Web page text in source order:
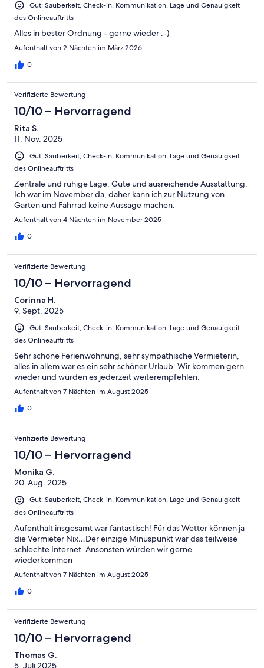
Gut: Sauberkeit, Check-in, Kommunikation, Lage und Genauigkeit
des Onlineauftritts
Alles in bester Ordnung - gerne wieder :-)
Aufenthalt von 2 Nächten im März 2026
0
Verifizierte Bewertung
10/10 – Hervorragend
Rita S.
11. Nov. 2025
Gut: Sauberkeit, Check-in, Kommunikation, Lage und Genauigkeit
des Onlineauftritts
Zentrale und ruhige Lage. Gute und ausreichende Ausstattung.
Ich war im November da, daher kann ich zur Nutzung von
Garten und Fahrrad keine Aussage machen.
Aufenthalt von 4 Nächten im November 2025
0
Verifizierte Bewertung
10/10 – Hervorragend
Corinna H.
9. Sept. 2025
Gut: Sauberkeit, Check-in, Kommunikation, Lage und Genauigkeit
des Onlineauftritts
Sehr schöne Ferienwohnung, sehr sympathische Vermieterin,
alles in allem war es ein sehr schöner Urlaub. Wir kommen gern
wieder und würden es jederzeit weiterempfehlen.
Aufenthalt von 7 Nächten im August 2025
0
Verifizierte Bewertung
10/10 – Hervorragend
Monika G.
20. Aug. 2025
Gut: Sauberkeit, Check-in, Kommunikation, Lage und Genauigkeit
des Onlineauftritts
Aufenthalt insgesamt war fantastisch! Für das Wetter können ja
die Vermieter Nix…Der einzige Minuspunkt war das teilweise
schlechte Internet. Ansonsten würden wir gerne
wiederkommen
Aufenthalt von 7 Nächten im August 2025
0
Verifizierte Bewertung
10/10 – Hervorragend
Thomas G.
5. Juli 2025